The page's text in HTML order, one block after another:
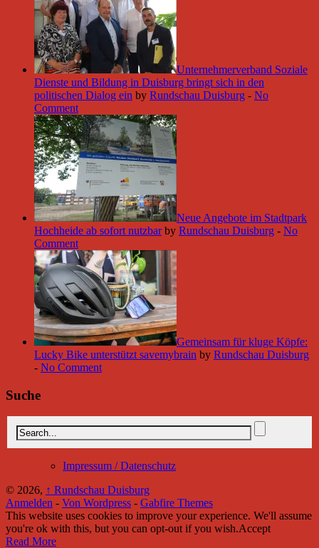
Unternehmerverband Soziale
Dienste und Bildung in Duisburg bringt sich in den
politischen Dialog ein by Rundschau Duisburg - No
Comment
Neue Angebote im Stadtpark
Hochheide ab sofort nutzbar by Rundschau Duisburg - No
Comment
Gemeinsam für kluge Köpfe:
Lucky Bike unterstützt savemybrain by Rundschau Duisburg
- No Comment
Suche
Impressum / Datenschutz
© 2026, ↑ Rundschau Duisburg
Anmelden - Von Wordpress - Gabfire Themes
This website uses cookies to improve your experience. We'll assume
you're ok with this, but you can opt-out if you wish.Accept
Read More